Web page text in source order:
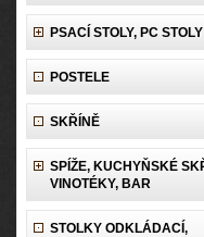
PSACÍ STOLY, PC STOLY
POSTELE
SKŘÍNĚ
SPÍŽE, KUCHYŇSKÉ
VINOTÉKY, BAR
STOLKY ODKLÁDACÍ,